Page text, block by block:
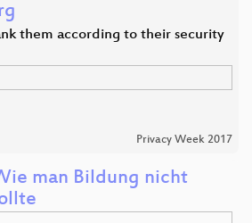
them according to their security
Privacy Week 2017
man Bildung nicht